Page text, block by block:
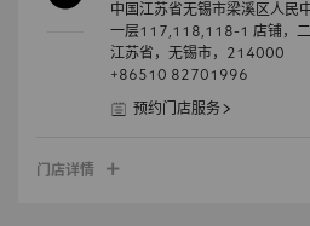
中国江苏省无锡市梁溪区人
一层117,118,118-1 店铺，
江苏省， 无锡市， 214000
+86510 82701996
预约门店服务
门店详情